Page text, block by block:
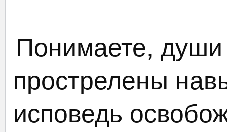
Понимаете,
прострелены
исповедь